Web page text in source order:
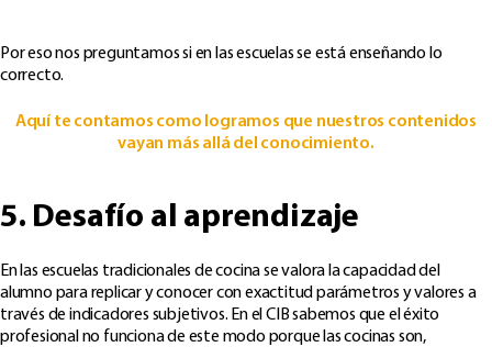
Por eso nos preguntamos si en las escuelas se está enseñando lo
correcto.
Aquí te contamos como logramos que nuestros contenidos
vayan más allá del conocimiento.
5. Desafío al aprendizaje
En las escuelas tradicionales de cocina se valora la capacidad del
alumno para replicar y conocer con exactitud parámetros y valores a
través de indicadores subjetivos. En el CIB sabemos que el éxito
profesional no funciona de este modo porque las cocinas son,